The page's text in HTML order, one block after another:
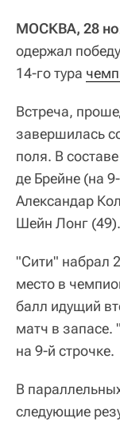
МОСКВА, 28
одержал
14-го тура
Встреча,
завершилась
поля. В
де Брейне (на
Александар
Шейн Лонг (49).
"Сити" набрал
место в
балл идущий
матч в запасе.
на 9-й строчке.
В
следующие